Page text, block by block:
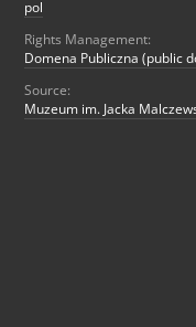
pol
Rights Management:
Domena Publiczna (public
Source:
Muzeum im. Jacka